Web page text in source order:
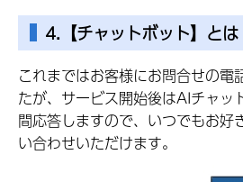
4.【チャットボット】とは
これまではお客様にお問合せの電
たが、サービス開始後はAIチャ
間応答しますので、いつでもお好
い合わせいただけます。